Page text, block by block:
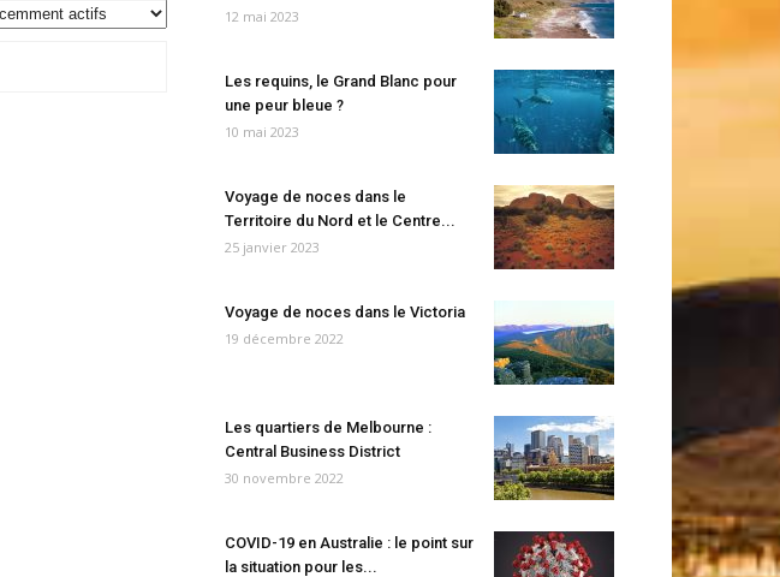
12 mai 2023
Les requins, le Grand Blanc pour
une peur bleue ?
10 mai 2023
Voyage de noces dans le
Territoire du Nord et le Centre...
25 janvier 2023
Voyage de noces dans le Victoria
19 décembre 2022
Les quartiers de Melbourne :
Central Business District
30 novembre 2022
COVID-19 en Australie : le point sur
la situation pour les...